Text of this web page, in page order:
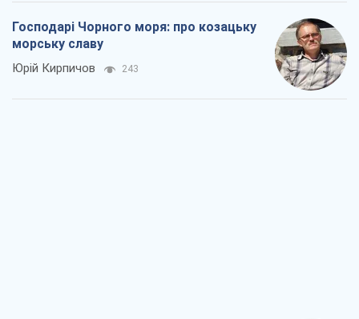
Господарі Чорного моря: про козацьку
морську славу
Юрій Кирпичов 243